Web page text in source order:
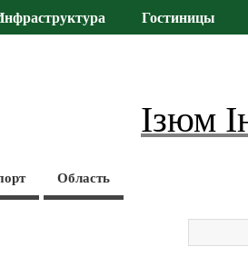
Гостиницы
Ізюм
Область